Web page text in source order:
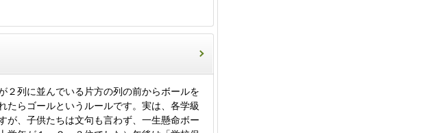
列に並んでいる片方の列の前からボールを
たらゴールというルールです。実は、各学級
が、子供たちは文句も言わず、一生懸命ボー